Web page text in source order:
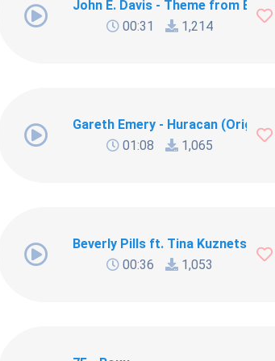
John E. Davis - Theme from
00:31
1,214
Gareth Emery - Huracan (Original
01:08
1,065
Beverly Pills ft. Tina Kuznetsova
00:36
1,053